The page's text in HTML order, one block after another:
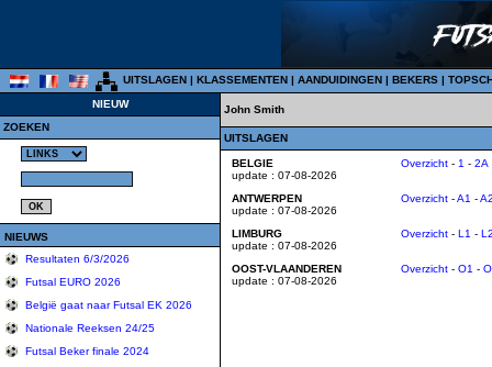
UITSLAGEN | KLASSEMENTEN | AANDUIDINGEN | BEKERS |
NIEUW
ZOEKEN
NIEUWS
Resultaten 6/3/2026
Futsal EURO 2026
België gaat naar Futsal EK 2026
Nationale Reeksen 24/25
Futsal Beker finale 2024
John Smith
UITSLAGEN
BELGIE
update : 07-08-2026
Overzicht - 1 - 2A
ANTWERPEN
update : 07-08-2026
Overzicht -A1 -
LIMBURG
update : 07-08-2026
Overzicht - L1 -
OOST-VLAANDEREN
update : 07-08-2026
Overzicht - O1 -